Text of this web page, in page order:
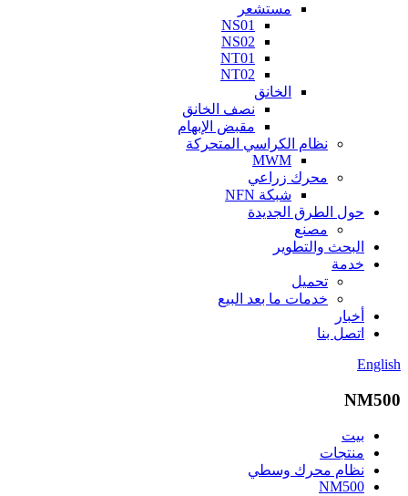
مستشعر
NS01
NS02
NT01
NT02
الخانق
نصف الخانق
مقبض الإبهام
نظام الكراسي المتحركة
MWM
محرك زراعي
شبكة NFN
حول الطرق الجديدة
مصنع
البحث والتطوير
خدمة
تحميل
خدمات ما بعد البيع
أخبار
اتصل بنا
English
NM500
بيت
منتجات
نظام محرك وسطي
NM500